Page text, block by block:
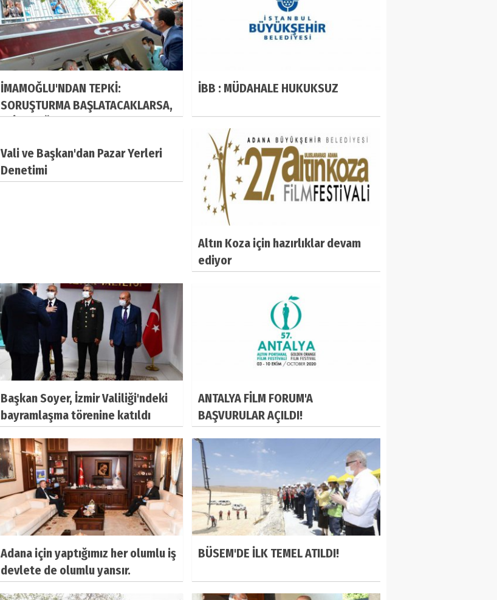
İMAMOĞLU'NDAN TEPKİ:
SORUŞTURMA BAŞLATACAKLARSA,
ORADA
İBB : MÜDAHALE HUKUKSUZ
Vali ve Başkan'dan Pazar Yerleri
Denetimi
Altın Koza için hazırlıklar devam
ediyor
Başkan Soyer, İzmir Valiliği'ndeki
bayramlaşma törenine katıldı
ANTALYA FİLM FORUM'A
BAŞVURULAR AÇILDI!
Adana için yaptığımız her olumlu iş
devlete de olumlu yansır.
BÜSEM'DE İLK TEMEL ATILDI!